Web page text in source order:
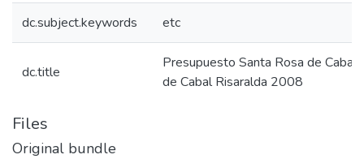
dc.subject.keywords etc
dc.title
Presupuesto Santa Rosa de
de Cabal Risaralda 2008
Files
Original bundle